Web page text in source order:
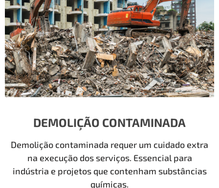
DEMOLIÇÃO CONTAMINADA
Demolição contaminada requer um cuidado extra
na execução dos serviços. Essencial para
indústria e projetos que contenham substâncias
químicas.